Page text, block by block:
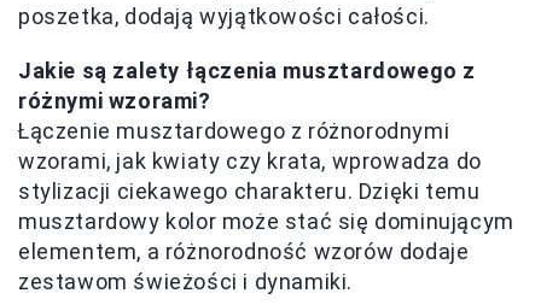
poszetka, dodają wyjątkowości całości.
Jakie są zalety łączenia musztardowego z
różnymi wzorami?
Łączenie musztardowego z różnorodnymi
wzorami, jak kwiaty czy krata, wprowadza do
stylizacji ciekawego charakteru. Dzięki temu
musztardowy kolor może stać się dominującym
elementem, a różnorodność wzorów dodaje
zestawom świeżości i dynamiki.